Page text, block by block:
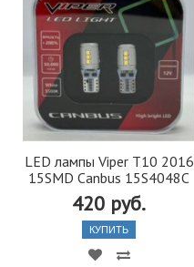
LED лампы Viper Т10 2016
15SMD Canbus 15S4048C
420 руб.
КУПИТЬ